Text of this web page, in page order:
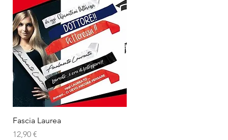
Vista rapida
Fascia Laurea
Prezzo
12,90 €